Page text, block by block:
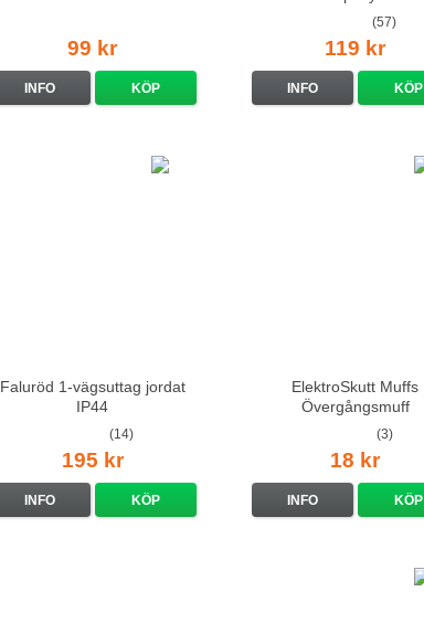
99 kr
INFO KÖP
(57)
119 kr
INFO KÖP
Faluröd 1-vägsuttag jordat
IP44
(14)
195 kr
INFO KÖP
ElektroSkutt Muffs
Övergångsmuff
(3)
18 kr
INFO KÖP